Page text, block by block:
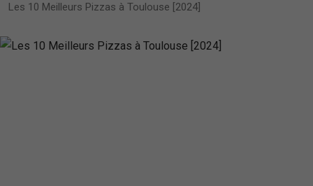
Les 10 Meilleurs Pizzas à Toulouse [2024]